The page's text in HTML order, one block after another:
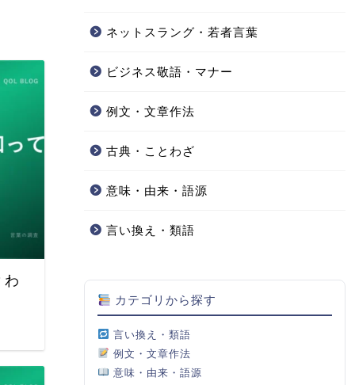
わ
ネットスラング・若者言葉
ビジネス敬語・マナー
例文・文章作法
古典・ことわざ
意味・由来・語源
言い換え・類語
カテゴリから探す
言い換え・類語
例文・文章作法
意味・由来・語源